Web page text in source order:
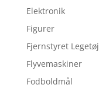
Elektronik
Figurer
Fjernstyret Legetøj
Flyvemaskiner
Fodboldmål